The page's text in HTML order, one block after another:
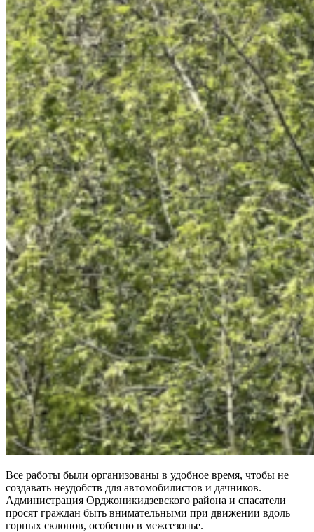
Все работы были организованы в удобное время, чтобы не
создавать неудобств для автомобилистов и дачников.
Администрация Орджоникидзевского района и спасатели
просят граждан быть внимательными при движении вдоль
горных склонов, особенно в межсезонье.